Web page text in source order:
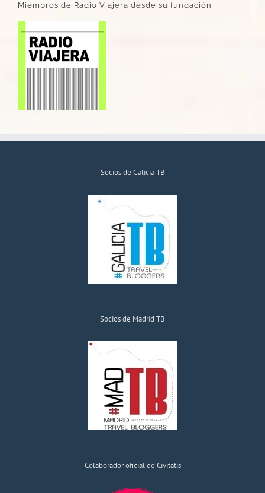
Miembros de Radio Viajera desde su fundación
Socios de Galicia TB
Socios de Madrid TB
Colaborador oficial de Civitatis